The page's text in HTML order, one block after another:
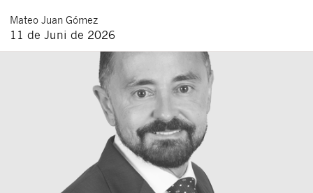
Mateo Juan Gómez
11 de Juni de 2026